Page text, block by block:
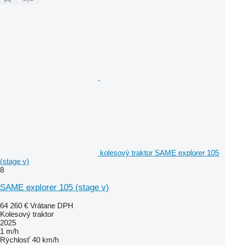
kolesový traktor SAME explorer 105
(stage v)
8
SAME explorer 105 (stage v)
64 260 € Vrátane DPH
Kolesový traktor
2025
1 m/h
Rýchlosť 40 km/h